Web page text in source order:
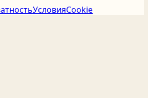
УсловияCookie